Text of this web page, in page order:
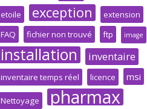
etoile exception
extension
FAQ
fichier non trouvé ftp image
installation inventaire
inventaire temps réel licence msi
Nettoyage pharmax